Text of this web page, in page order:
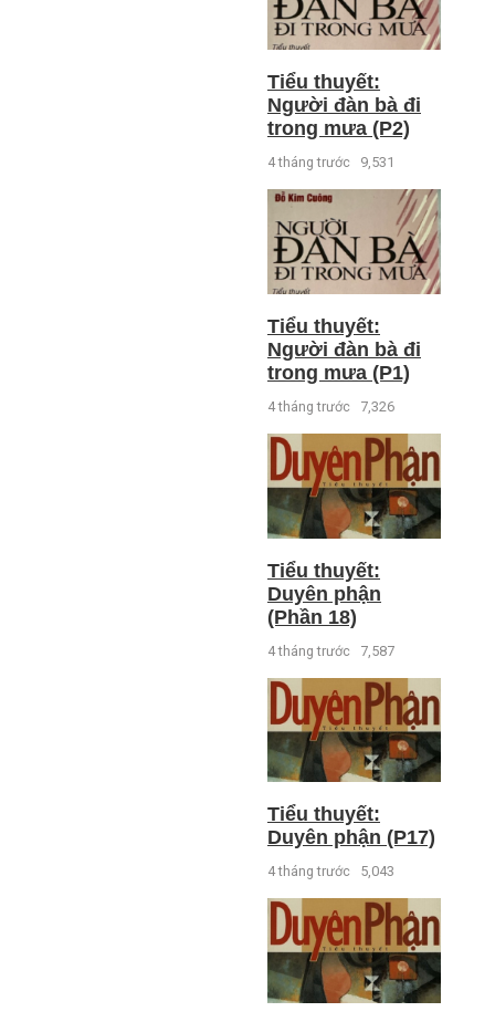
Tiểu thuyết:
Người đàn bà đi
trong mưa (P2)
4 tháng trước 9,531
Tiểu thuyết:
Người đàn bà đi
trong mưa (P1)
4 tháng trước 7,326
Tiểu thuyết:
Duyên phận
(Phần 18)
4 tháng trước 7,587
Tiểu thuyết:
Duyên phận (P17)
4 tháng trước 5,043